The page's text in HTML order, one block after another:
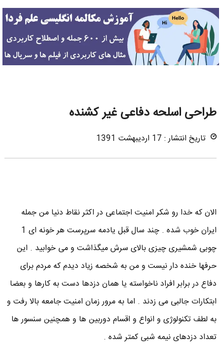
طراحی اسلحه دفاعی غیر کشنده
تاریخ انتشار : 17 اردیبهشت 1391
الان که خدا رو شکر امنیت اجتماعی در اکثر نقاط دنیا من جمله
ایران خوب شده . چند سال قبل یادمه سرپرست هر خونه ای 1
چوبی شمشیری چیزی بالای سرش میگذاشت و می خوابید . این
حرفها خنده دار نیست و من به شخصه زیاد دیدم که مردم برای
دفاع در برابر افراد ناخواسته یا همان دزدها دست به کارها و بعضا
ابتکارات جالبی می زدند . اما به مرور زمان امنیت جامعه بالا رفت و
به لطف تکنولوژی و انواع و اقسام دوربین ها و همچنین سنسور ها
تعداد دزدهای نیمه شبی کمتر شده .